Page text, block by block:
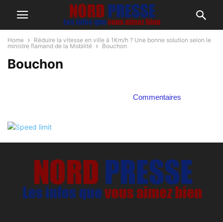
Home
Réduire la vitesse en ville à 1Km/h ? Une bonne solution selon le
ministre flamand de la Mobilité
Bouchon
Bouchon
Commentaires